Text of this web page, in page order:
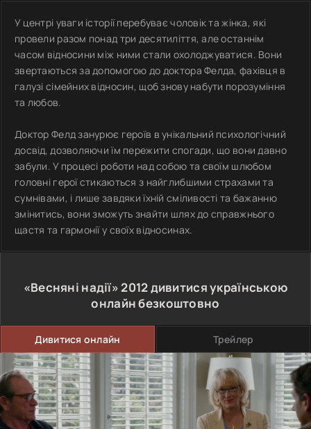
У центрі уваги історії перебуває чоловік та жінка, які
провели разом понад три десятиліття, але останнім
часом відносини між ними стали охолоджуватися. Вони
звертаються за допомогою до доктора Фелда, фахівця в
галузі сімейних відносин, щоб знову набути порозуміння
та любов.
Доктор Фелд занурює героїв в унікальний психологічний
досвід, дозволяючи їм пережити спогади, що вони давно
забули. У процесі роботи над собою та своїм шлюбом
головні герої стикаються з найглибшими страхами та
сумнівами, і лише завдяки їхній сміливості та бажанню
змінитись, вони зможуть знайти шлях до справжнього
щастя та гармонії у своїх відносинах.
«Весняні надії»2012дивитися українською
онлайн безкоштовно
Дивитися онлайн Трейлер